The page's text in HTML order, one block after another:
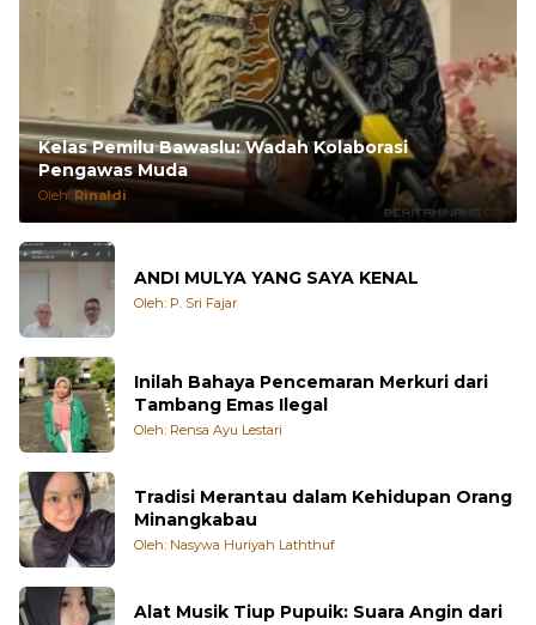
Kelas Pemilu Bawaslu: Wadah Kolaborasi
Pengawas Muda
Oleh:Rinaldi
ANDI MULYA YANG SAYA KENAL
Oleh: P. Sri Fajar
Inilah Bahaya Pencemaran Merkuri dari
Tambang Emas Ilegal
Oleh: Rensa Ayu Lestari
Tradisi Merantau dalam Kehidupan Orang
Minangkabau
Oleh: Nasywa Huriyah Laththuf
Alat Musik Tiup Pupuik: Suara Angin dari